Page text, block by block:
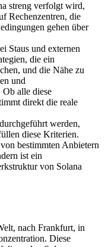
streng verfolgt wird,
Rechenzentren, die
gehen über
Staus und externen
die ein
und die Nähe zu
und
Ob alle diese
direkt die reale
werden,
diese Kriterien.
bestimmten Anbietern
ist ein
von Solana
nach Frankfurt, in
Diese